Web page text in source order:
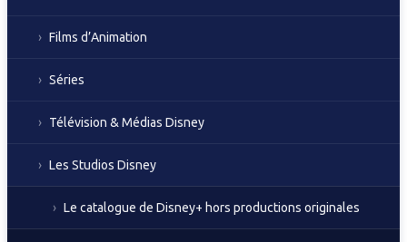
Films d’Animation
Séries
Télévision & Médias Disney
Les Studios Disney
Le catalogue de Disney+ hors productions originales